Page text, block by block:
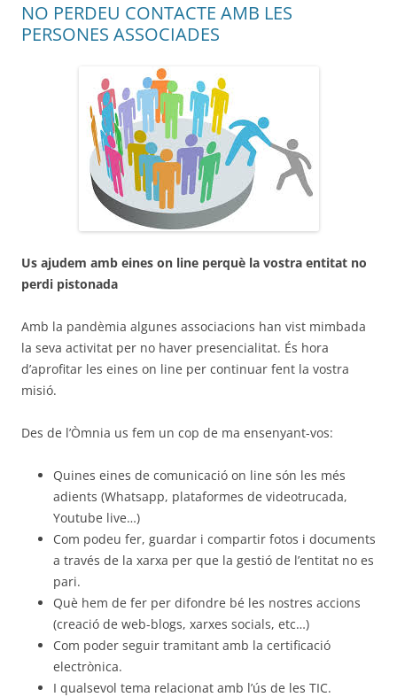
NO PERDEU CONTACTE AMB LES
PERSONES ASSOCIADES
Us ajudem amb eines on line perquè la vostra entitat no
perdi pistonada
Amb la pandèmia algunes associacions han vist mimbada
la seva activitat per no haver presencialitat. És hora
d’aprofitar les eines on line per continuar fent la vostra
misió.
Des de l’Òmnia us fem un cop de ma ensenyant-vos:
Quines eines de comunicació on line són les més
adients (Whatsapp, plataformes de videotrucada,
Youtube live…)
Com podeu fer, guardar i compartir fotos i documents
a través de la xarxa per que la gestió de l’entitat no es
pari.
Què hem de fer per difondre bé les nostres accions
(creació de web-blogs, xarxes socials, etc…)
Com poder seguir tramitant amb la certificació
electrònica.
I qualsevol tema relacionat amb l’ús de les TIC.